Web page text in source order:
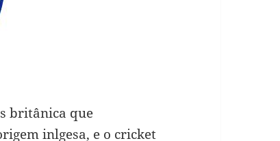
britânica que
inlgesa, e o cricket